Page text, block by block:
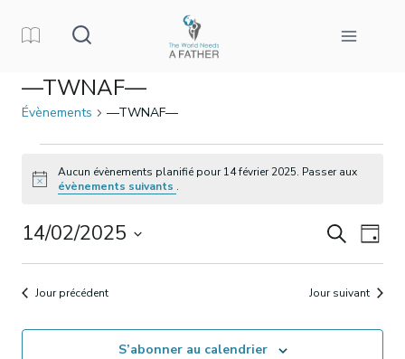
—TWNAF—
Évènements —TWNAF—
Évènements
pour
14
février
2025
Avis
Aucun évènements planifié pour 14 février 2025. Passer aux
évènements suivants .
Recherche
de
Jour
14/02/2025
Sélectionnez
uneJour précédent Jour suivant
S’abonner au calendrier